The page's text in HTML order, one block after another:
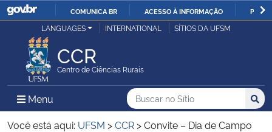
IR
COMUNICA BR ACESSO À INFORMAÇÃO
Ministério da Justiça e Segurança Pública
Ministério da Defesa
Ministério das Relações Exteriores
LANGUAGES INTERNATIONAL SÍTIOS DA UFSM
CCR
Centro de Ciências Rurais
Menu Menu Principal do Sítio
Busca
Buscar no no Sítio
Busca:
Você está aqui: UFSM >CCR >Convite – Dia de Campo